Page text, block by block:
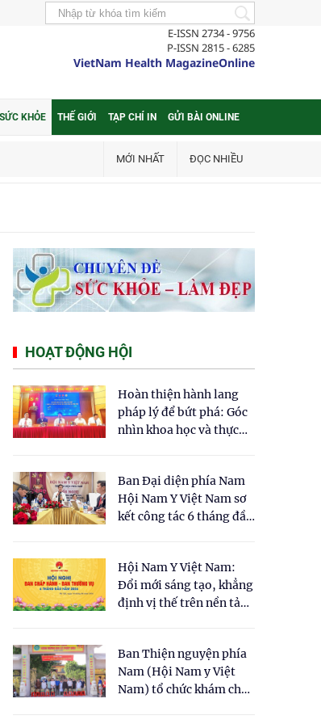
E-ISSN 2734 - 9756
P-ISSN 2815 - 6285
VietNam Health MagazineOnline
KHỎE THẾ GIỚI TẠP CHÍ IN GỬI BÀI ONLINE
MỚI NHẤT ĐỌC NHIỀU
HOẠT ĐỘNG HỘI
Hoàn thiện hành lang
pháp lý để bứt phá: Góc
nhìn khoa học và thực
cho Luật Y dược cổ
truyền Việt Nam"
Ban Đại diện phía Nam
Hội Nam Y Việt Nam sơ
kết công tác 6 tháng đầu
Hội Nam Y Việt Nam:
Đổi mới sáng tạo, khẳng
định vị thế trên nền tảng
Ban Thiện nguyện phía
Nam (Hội Nam y Việt
Nam) tổ chức khám chữa